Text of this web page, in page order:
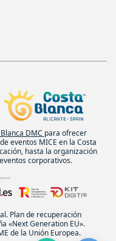
DMC para ofrecer
eventos MICE en la Costa
hasta la organización
corporativos.
Plan de recuperación
«Next Generation EU».
de la Unión Europea.